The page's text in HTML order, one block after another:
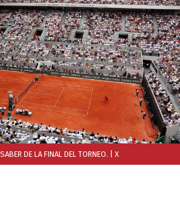
DE LA FINAL DEL TORNEO. | X